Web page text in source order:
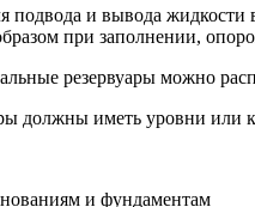
подвода и вывода жидкости
при запол­нении,
резервуары можно
должны иметь уровни или
и фундаментам